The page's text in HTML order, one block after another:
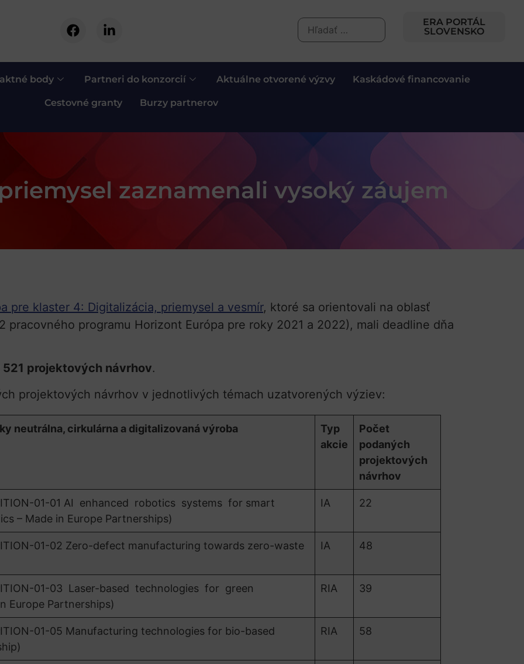
ERA PORTÁL
SLOVENSKO
body Partneri do konzorcií Aktuálne otvorené výzvy Kaskádové financovanie
Cestovné granty Burzy partnerov
zaznamenali vysoký záujem
pre klaster 4: Digitalizácia, priemysel a vesmír, ktoré sa orientovali na oblasť
pracovného programu Horizont Európa pre roky 2021 a 2022), mali deadline dňa
projektových návrhov.
projektových návrhov v jednotlivých témach uzatvorených výziev:
neutrálna, cirkulárna a digitalizovaná výroba
Typ
akcie
Počet
podaných
projektových
návrhov
01-01 AI enhanced robotics systems for smart
– Made in Europe Partnerships)
IA 22
01-02 Zero-defect manufacturing towards zero-waste
IA 48
01-03 Laser-based technologies for green
Europe Partnerships)
RIA 39
01-05 Manufacturing technologies for bio-based
RIA 58